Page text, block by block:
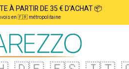
À PARTIR DE 35 € D'ACHAT 📦
en 🇫🇷 métropolitaine